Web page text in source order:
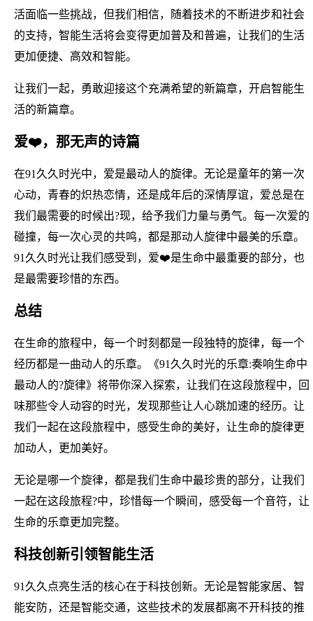
活面临一些挑战，但我们相信，随着技术的不断进步和社会
的支持，智能生活将会变得更加普及和普遍，让我们的生活
更加便捷、高效和智能。
让我们一起，勇敢迎接这个充满希望的新篇章，开启智能生
活的新篇章。
爱❤️，那无声的诗篇
在91久久时光中，爱是最动人的旋律。无论是童年的第一次
心动，青春的炽热恋情，还是成年后的深情厚谊，爱总是在
我们最需要的时候出?现，给予我们力量与勇气。每一次爱的
碰撞，每一次心灵的共鸣，都是那动人旋律中最美的乐章。
91久久时光让我们感受到，爱❤️是生命中最重要的部分，也
是最需要珍惜的东西。
总结
在生命的旅程中，每一个时刻都是一段独特的旋律，每一个
经历都是一曲动人的乐章。《91久久时光的乐章:奏响生命中
最动人的?旋律》将带你深入探索，让我们在这段旅程中，回
味那些令人动容的时光，发现那些让人心跳加速的经历。让
我们一起在这段旅程中，感受生命的美好，让生命的旋律更
加动人，更加美好。
无论是哪一个旋律，都是我们生命中最珍贵的部分，让我们
一起在这段旅程?中，珍惜每一个瞬间，感受每一个音符，让
生命的乐章更加完整。
科技创新引领智能生活
91久久点亮生活的核心在于科技创新。无论是智能家居、智
能安防，还是智能交通，这些技术的发展都离不开科技的推